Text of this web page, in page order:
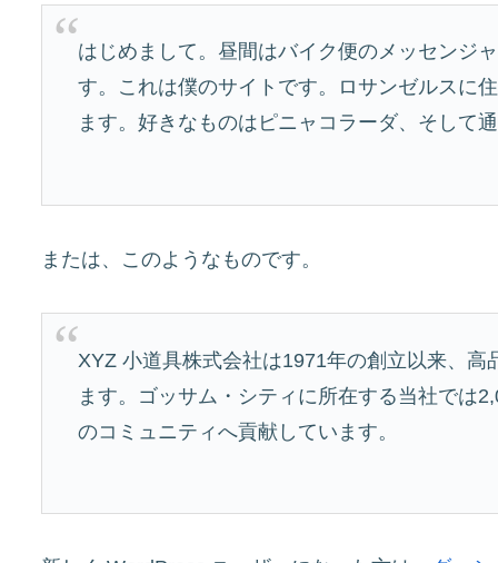
はじめまして。昼間はバイク便のメッセンジ
す。これは僕のサイトです。ロサンゼルスに
ます。好きなものはピニャコラーダ、そして
または、このようなものです。
XYZ 小道具株式会社は1971年の創立以来、
ます。ゴッサム・シティに所在する当社では
のコミュニティへ貢献しています。